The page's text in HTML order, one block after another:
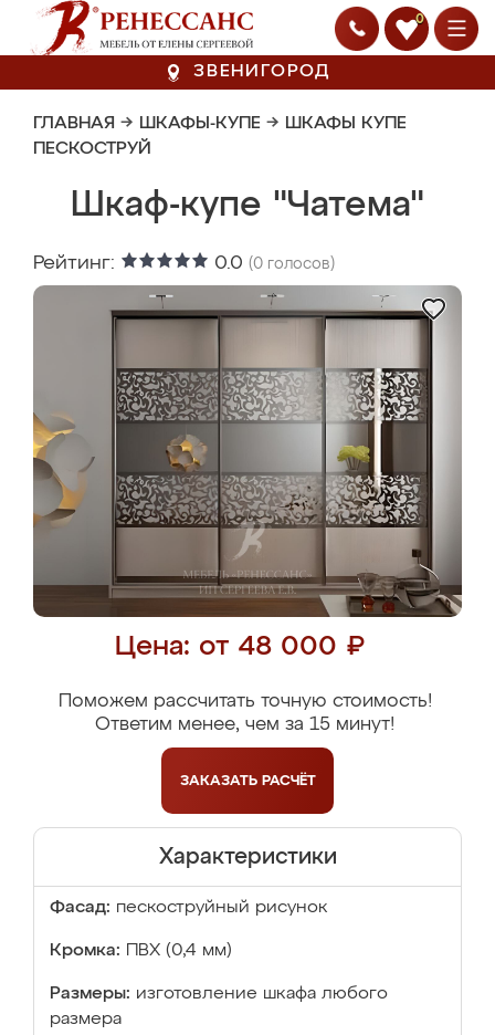
0
ЗВЕНИГОРОД
ГЛАВНАЯ → ШКАФЫ-КУПЕ → ШКАФЫ КУПЕ
ПЕСКОСТРУЙ
Шкаф-купе "Чатема"
Рейтинг: 0.0 (0 голосов)
Цена: от 48 000 ₽
Поможем рассчитать точную стоимость!
Ответим менее, чем за 15 минут!
ЗАКАЗАТЬ РАСЧЁТ
Характеристики
Фасад: пескоструйный рисунок
Кромка: ПВХ (0,4 мм)
Размеры: изготовление шкафа любого
размера